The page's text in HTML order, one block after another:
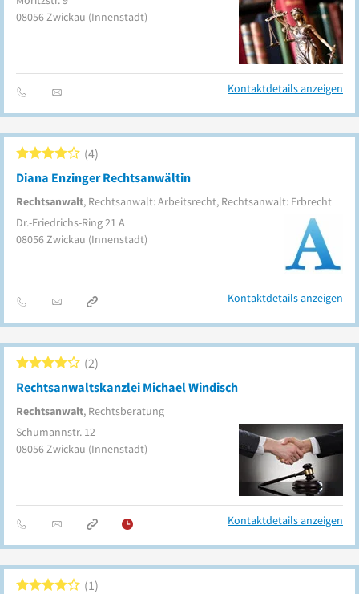
08056Zwickau (Innenstadt)
Kontaktdetails anzeigen
Diana Enzinger Rechtsanwältin
Rechtsanwalt, Rechtsanwalt: Arbeitsrecht, Rechtsanwalt: Erbrecht
4
Dr.-Friedrichs-Ring 21 A
08056Zwickau (Innenstadt)
Kontaktdetails anzeigen
Rechtsanwaltskanzlei Michael Windisch
Rechtsanwalt, Rechtsberatung
2
Schumannstr. 12
08056Zwickau (Innenstadt)
Kontaktdetails anzeigen
1